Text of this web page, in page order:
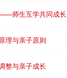
师生互学共同成长
理与亲子原则
整与亲子成长